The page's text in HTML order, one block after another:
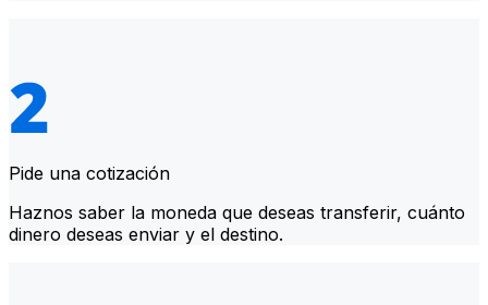
Pide una cotización
Haznos saber la moneda que deseas transferir, cuánto
dinero deseas enviar y el destino.